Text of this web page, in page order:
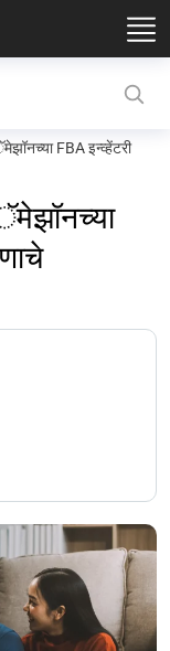
FBA इन्व्हेंटरी